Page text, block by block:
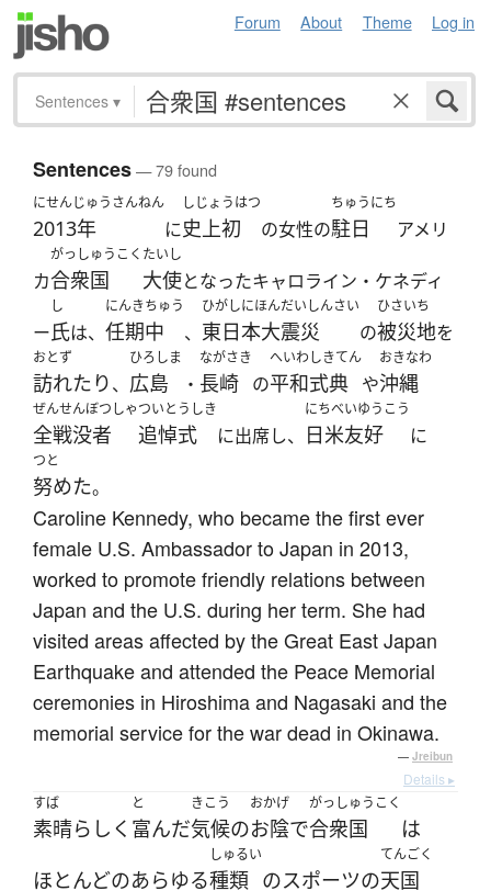
Forum About Theme Log in
Sentences ▾
Sentences— 79 found
にせんじゅうさんねん
2013年 に
しじょうはつ
史上初 の女性の
ちゅうにち
駐日 アメリ
カ
がっしゅうこく
合衆国
たいし
大使となったキャロライン・ケネディ
ー
し
氏は、
にんきちゅう
任期中 、
ひがしにほんだいしんさい
東日本大震災 の
ひさいち
被災地を
おとず
訪れたり、
ひろしま
広島 ・
ながさき
長崎 の
へいわしきてん
平和式典 や
おきなわ
沖縄
ぜんせんぼつしゃ
全戦没者
ついとうしき
追悼式 に出席し、
にちべいゆうこう
日米友好 に
つと
努めた。
Caroline Kennedy, who became the first ever
female U.S. Ambassador to Japan in 2013,
worked to promote friendly relations between
Japan and the U.S. during her term. She had
visited areas affected by the Great East Japan
Earthquake and attended the Peace Memorial
ceremonies in Hiroshima and Nagasaki and the
memorial service for the war dead in Okinawa.
— Jreibun
Details ▸
すば
素晴らしく
と
富んだ
きこう
気候の
おかげ
お陰で
がっしゅうこく
合衆国
は
ほとんどのあらゆる
しゅるい
種類 のスポーツの
てんごく
天国